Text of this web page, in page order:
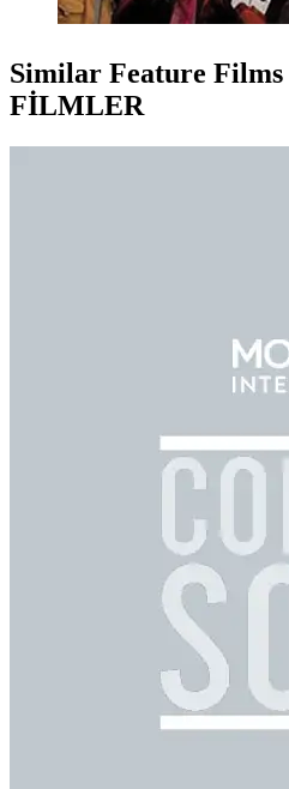
Similar Feature Films
FİLMLER